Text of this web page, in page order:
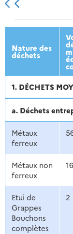
2013
Nature des
déchets
1. DÉCHETS
a. Déchets
Métaux
ferreux
Métaux non
ferreux
16
Etui de
Grappes
Bouchons
complètes
2